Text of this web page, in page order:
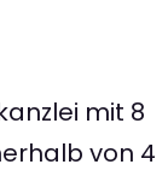
mit 8
von 4